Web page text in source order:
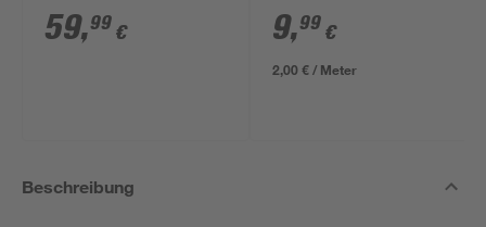
111 cm
59,99 € 9,99 €
2,00 € / Meter
Beschreibung